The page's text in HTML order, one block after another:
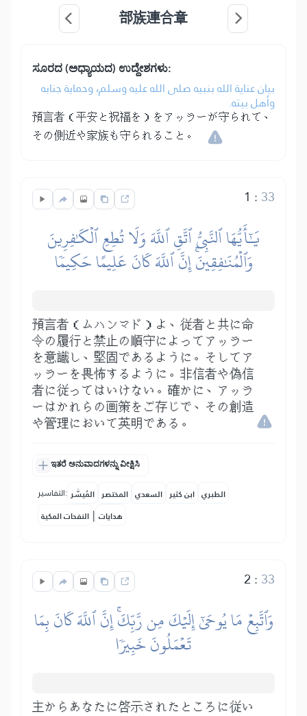
部族連合章
ಸೂರದ (ಅಧ್ಯಾಯದ) ಉದ್ದೇಶಗಳು:
بيان عناية الله بنبيه صلى الله عليه وسلم، وحماية جنابه
وأهل بيته.
預言者（平安と祝福を）をアッラーが守られて、
その側近や家族も守られること。
1 : 33
يَٰٓأَيُّهَا ٱلنَّبِيُّ ٱتَّقِ ٱللَّهَ وَلَا تُطِعِ ٱلۡكَٰفِرِينَ
وَٱلۡمُنَٰفِقِينَۚ إِنَّ ٱللَّهَ كَانَ عَلِيمًا حَكِيمٗا
預言者（ムハンマド）よ、従者と共に命
令の履行と禁止の順守によってアッラー
を意識し、堅固であるように。そしてア
ッラーを畏怖するように。非信者や偽信
者に従ってはいけない。確かに、アッラ
ーはかれらの画策をご存じで、その創造
や管理において英明である。
ಇತರೆ ಅನುವಾದಗಳನ್ನು ವೀಕ್ಷಿಸಿ
التفاسير: المُيسَّر المختصر السعدي ابن كثير الطبري
النفحات المكية | هدايات
2 : 33
وَٱتَّبِعۡ مَا يُوحَىٰٓ إِلَيۡكَ مِن رَّبِّكَۚ إِنَّ ٱللَّهَ كَانَ بِمَا
تَعۡمَلُونَ خَبِيرٗا
主からあなたに啓示されたところに従い